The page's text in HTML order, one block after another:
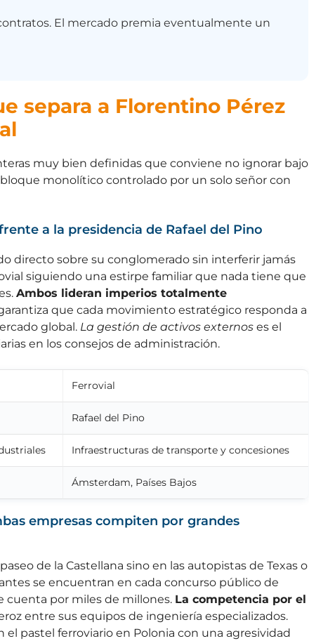
El mercado premia eventualmente un
separa a Florentino Pérez
muy bien definidas que conviene no ignorar bajo
monolítico controlado por un solo señor con
a la presidencia de Rafael del Pino
directo sobre su conglomerado sin interferir jamás
siguiendo una estirpe familiar que nada tiene que
Ambos lideran imperios totalmente
que cada movimiento estratégico responda a
global. La gestión de activos externos es el
en los consejos de administración.
Ferrovial
Rafael del Pino
Infraestructuras de transporte y concesiones
Ámsterdam, Países Bajos
empresas compiten por grandes
de la Castellana sino en las autopistas de Texas o
se encuentran en cada concurso público de
cuenta por miles de millones. La competencia por el
entre sus equipos de ingeniería especializados.
pastel ferroviario en Polonia con una agresividad